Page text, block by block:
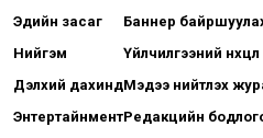
Эдийн засаг
Нийгэм
Дэлхий дахинд
Энтертайнмент
Баннер
Үйлчилгээний нөхцөл
Мэдээ нийтлэх
Редакцийн